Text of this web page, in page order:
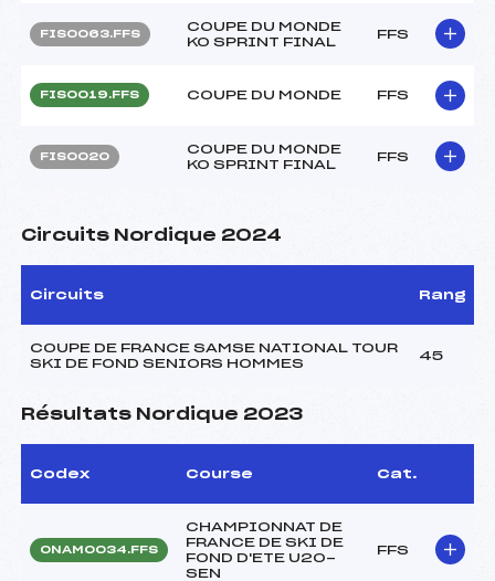
FIS0063.FFS
COUPE DU MONDE
KO SPRINT FINAL
FFS
FIS0019.FFS COUPE DU MONDE FFS
FIS0020
COUPE DU MONDE
KO SPRINT FINAL
FFS
Circuits Nordique 2024
Circuits Rang
COUPE DE FRANCE SAMSE NATIONAL TOUR
SKI DE FOND SENIORS HOMMES
45
Résultats Nordique 2023
Codex Course Cat.
ONAM0034.FFS
CHAMPIONNAT DE
FRANCE DE SKI DE
FOND D'ETE U20-
SEN
FFS